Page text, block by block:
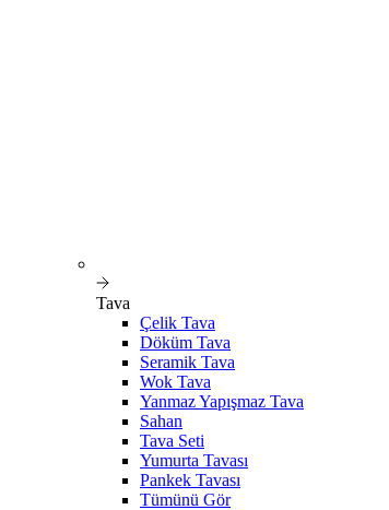
Tava
Çelik Tava
Döküm Tava
Seramik Tava
Wok Tava
Yanmaz Yapışmaz Tava
Sahan
Tava Seti
Yumurta Tavası
Pankek Tavası
Tümünü Gör